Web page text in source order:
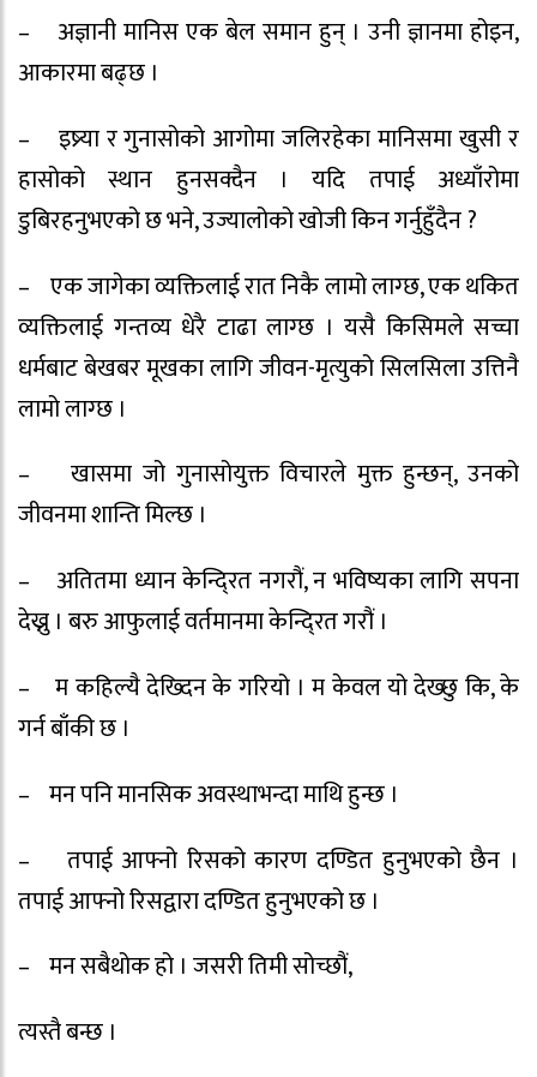
– अज्ञानी मानिस एक बेल समान हुन् । उनी ज्ञानमा होइन,
आकारमा बढ्छ ।
– इष्र्या र गुनासोको आगोमा जलिरहेका मानिसमा खुसी र
हासोको स्थान हुनसक्दैन । यदि तपाई अध्याँरोमा
डुबिरहनुभएको छ भने, उज्यालोको खोजी किन गर्नुहुँदैन ?
– एक जागेका व्यक्तिलाई रात निकै लामो लाग्छ, एक थकित
व्यक्तिलाई गन्तव्य धेरै टाढा लाग्छ । यसै किसिमले सच्चा
धर्मबाट बेखबर मूखका लागि जीवन-मृत्युको सिलसिला उत्तिनै
लामो लाग्छ ।
– खासमा जो गुनासोयुक्त विचारले मुक्त हुन्छन्, उनको
जीवनमा शान्ति मिल्छ ।
– अतितमा ध्यान केन्दि्रत नगरौं, न भविष्यका लागि सपना
देख्नु । बरु आफुलाई वर्तमानमा केन्दि्रत गरौं ।
– म कहिल्यै देख्दिन के गरियो । म केवल यो देख्छु कि, के
गर्न बाँकी छ ।
– मन पनि मानसिक अवस्थाभन्दा माथि हुन्छ ।
– तपाई आफ्नो रिसको कारण दण्डित हुनुभएको छैन ।
तपाई आफ्नो रिसद्वारा दण्डित हुनुभएको छ ।
– मन सबैथोक हो । जसरी तिमी सोच्छौं,
त्यस्तै बन्छ ।